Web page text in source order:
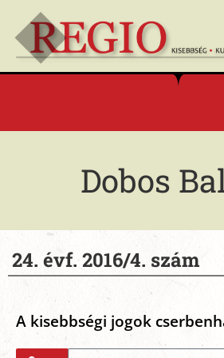
Dobos
24. évf. 2016/4. szám
A kisebbségi jogok